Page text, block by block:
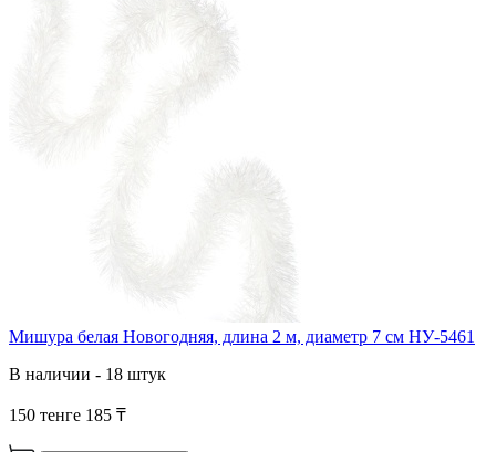
Мишура белая Новогодняя, длина 2 м, диаметр 7 см НУ-5461
В наличии - 18 штук
150 тенге 185 ₸